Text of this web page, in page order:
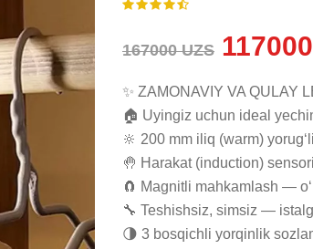
167000 UZS
✨ ZAMONAVIY VA QULAY
🏠 Uyingiz uchun ideal
🔆 200 mm iliq (warm)
🤚 Harakat (induction)
🧲 Magnitli mahkamlash —
🔧 Teshishsiz, simsiz —
🌗 3 bosqichli yorqinlik